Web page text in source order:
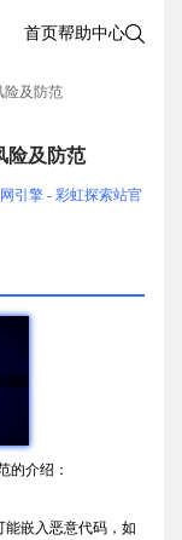
首页帮助中心
险及防范
险及防范
引擎 - 彩虹探索站官
的介绍：
嵌入恶意代码，如